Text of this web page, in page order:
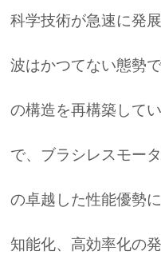
科学技術が急速に発
波はかつてない態勢
の構造を再構築して
で、ブラシレスモー
の卓越した性能優勢
知能化、高効率化の